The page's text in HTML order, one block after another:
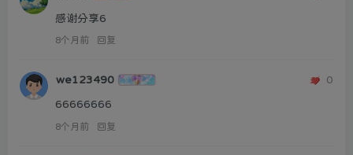
感谢分享6
8个月前 回复
we123490 0
66666666
8个月前 回复